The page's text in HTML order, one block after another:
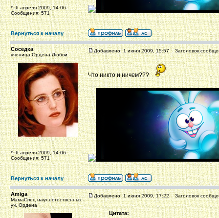
*: 6 апреля 2009, 14:06
Сообщения: 571
Вернуться к началу
Соседка
ученица Ордена Любви
*: 6 апреля 2009, 14:06
Сообщения: 571
Добавлено: 1 июня 2009, 15:57 Заголовок
Что никто и ничем???
_________________
Вернуться к началу
Amiga
МамаСпец наук естественных -
уч. Ордена
Добавлено: 1 июня 2009, 17:22 Заголовок
Цитата: